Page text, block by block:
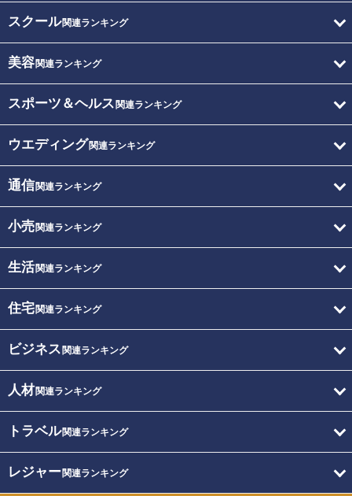
スクール関連ランキング
美容関連ランキング
スポーツ＆ヘルス 関連ランキング
ウエディング関連ランキング
通信関連ランキング
小売関連ランキング
生活関連ランキング
住宅関連ランキング
ビジネス 関連ランキング
人材関連ランキング
トラベル関連ランキング
レジャー関連ランキング